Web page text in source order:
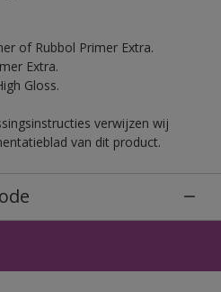
of Rubbol Primer Extra.
Extra.
Gloss.
verwijzen wij
van dit product.